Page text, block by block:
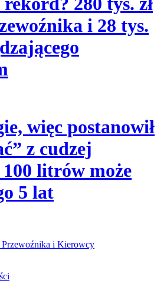
i 28 tys.
więc postanowił
z cudzej
litrów może
5 lat
i Kierowcy